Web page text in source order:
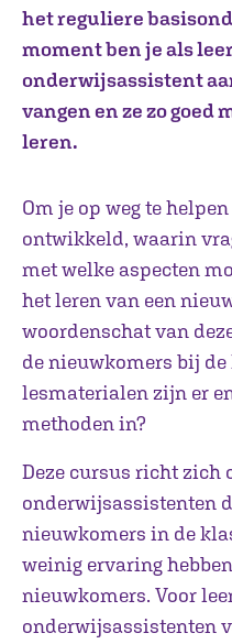
het reguliere
moment ben je als
onderwijsassistent
vangen en ze zo goed
leren.
Om je op weg te
ontwikkeld, waarin
met welke aspecten
het leren van een
woordenschat van
de nieuwkomers bij
lesmaterialen zijn er
methoden in?
Deze cursus richt zich
onderwijsassistenten
nieuwkomers in de
weinig ervaring
nieuwkomers. Voor
onderwijsassistenten